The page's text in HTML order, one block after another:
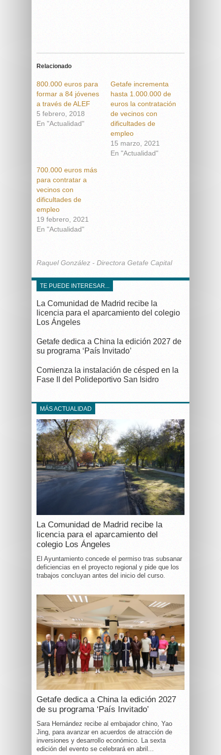
Relacionado
800.000 euros para
formar a 84 jóvenes
a través de ALEF
5 febrero, 2018
En "Actualidad"
Getafe incrementa
hasta 1.000.000 de
euros la contratación
de vecinos con
dificultades de
empleo
15 marzo, 2021
En "Actualidad"
700.000 euros más
para contratar a
vecinos con
dificultades de
empleo
19 febrero, 2021
En "Actualidad"
Raquel González - Directora Getafe Capital
TE PUEDE INTERESAR...
La Comunidad de Madrid recibe la
licencia para el aparcamiento del colegio
Los Ángeles
Getafe dedica a China la edición 2027 de
su programa ‘País Invitado’
Comienza la instalación de césped en la
Fase II del Polideportivo San Isidro
MÁS ACTUALIDAD
La Comunidad de Madrid recibe la
licencia para el aparcamiento del
colegio Los Ángeles
El Ayuntamiento concede el permiso tras subsanar
deficiencias en el proyecto regional y pide que los
trabajos concluyan antes del inicio del curso.
Getafe dedica a China la edición 2027
de su programa ‘País Invitado’
Sara Hernández recibe al embajador chino, Yao
Jing, para avanzar en acuerdos de atracción de
inversiones y desarrollo económico. La sexta
edición del evento se celebrará en abril...